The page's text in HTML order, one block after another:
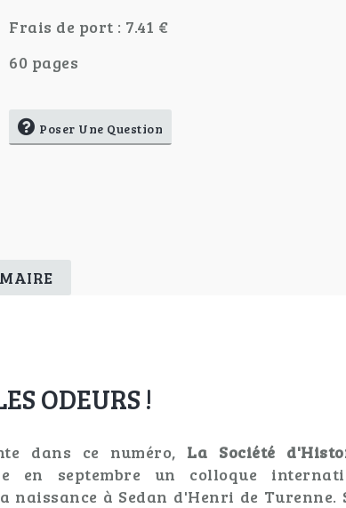
Frais de port : 7.41 €
60 pages
Poser Une Question
ODEURS !
dans ce numéro, La Société
en septembre un colloque
naissance à Sedan d'Henri de Turenne.